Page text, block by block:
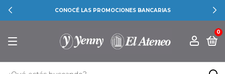
CONOCÉ LAS PROMOCIONES BANCARIAS
0